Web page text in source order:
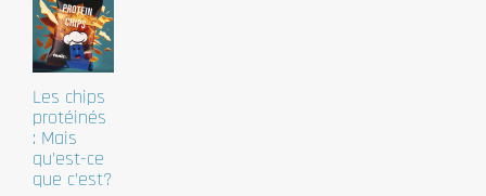
Les chips
protéinés
: Mais
qu'est-ce
que c'est?